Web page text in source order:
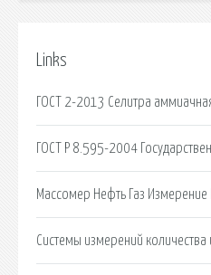
Links
ГОСТ 2-2013 Селитра
ГОСТ Р 8.595-2004
Массомер Нефть Газ
Системы измерений количества